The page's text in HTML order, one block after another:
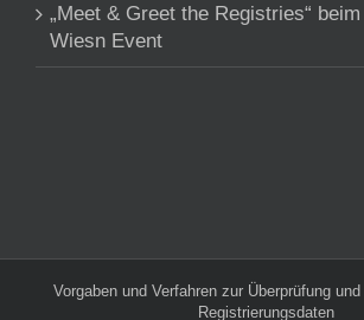
„Meet & Greet the Registries“
Wiesn Event
Vorgaben und Verfahren zur Überprüfung
Registrierungsdaten